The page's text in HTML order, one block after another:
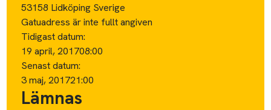
53158 Lidköping Sverige
Gatuadress är inte fullt angiven
Tidigast datum:
19 april, 201708:00
Senast datum:
3 maj, 201721:00
Lämnas